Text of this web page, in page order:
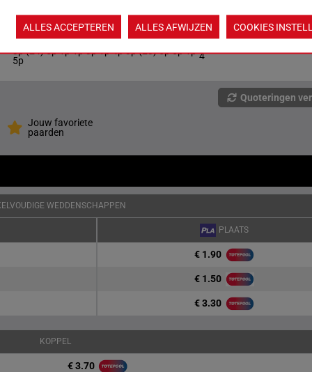
3p (24) 5p 1p 1p 3p 1p 4p 3p (23) 6p 5p 1p
5p
4
Quoteringen
Jouw favoriete
paarden
WEDDENSCHAPPEN
PLAATS
€ 1.90
€ 1.50
€ 3.30
KOPPEL
€ 3.70
ALLES ACCEPTEREN ALLES AFWIJZEN COOKIES